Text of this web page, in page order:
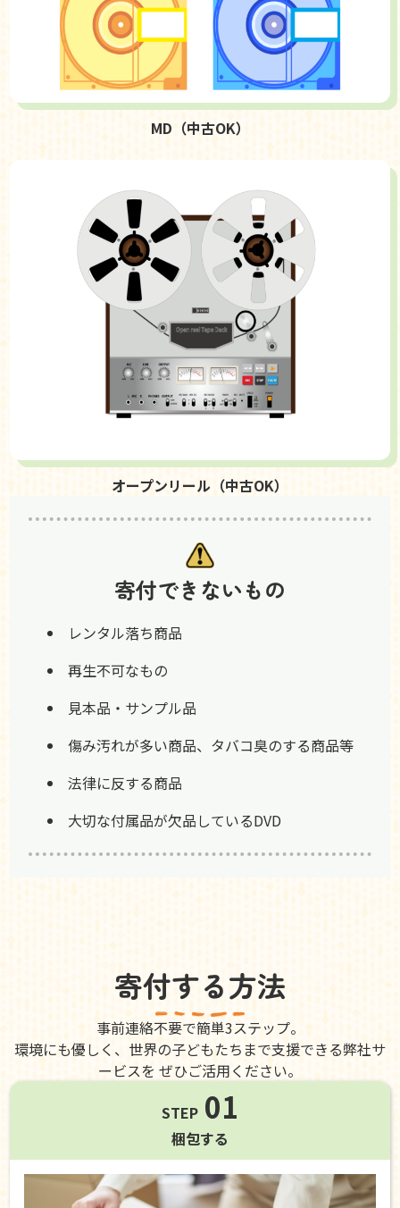
MD（中古OK）
オープンリール（中古OK）
寄付できないもの
レンタル落ち商品
再生不可なもの
見本品・サンプル品
傷み汚れが多い商品、タバコ臭のする商品等
法律に反する商品
大切な付属品が欠品しているDVD
寄付する方法
事前連絡不要で簡単3ステップ。
環境にも優しく、世界の子どもたちまで支援できる弊社サ
ービスを ぜひご活用ください。
STEP 01
梱包する